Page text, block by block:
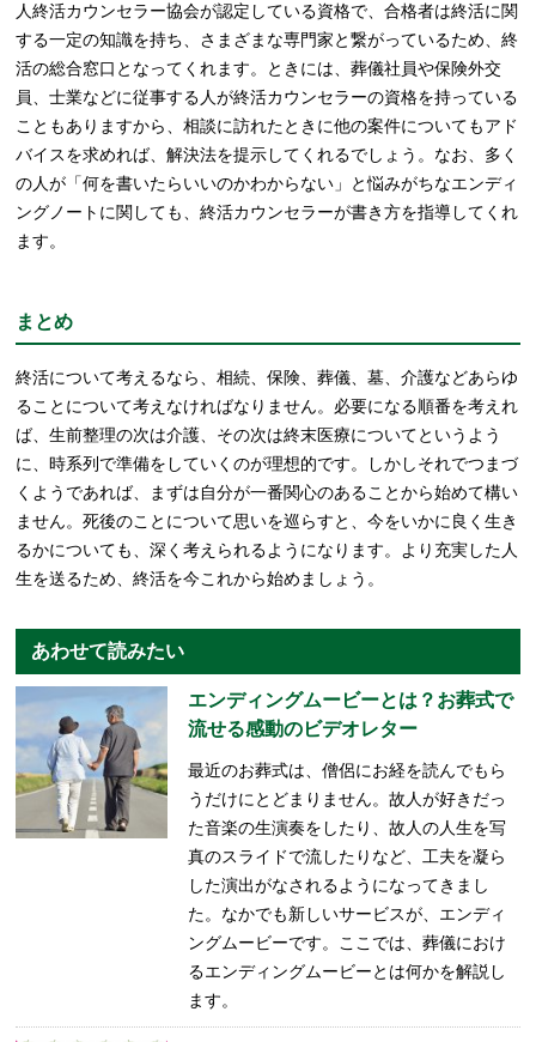
人終活カウンセラー協会が認定している資格で、合格者は終活に関
する一定の知識を持ち、さまざまな専門家と繋がっているため、終
活の総合窓口となってくれます。ときには、葬儀社員や保険外交
員、士業などに従事する人が終活カウンセラーの資格を持っている
こともありますから、相談に訪れたときに他の案件についてもアド
バイスを求めれば、解決法を提示してくれるでしょう。なお、多く
の人が「何を書いたらいいのかわからない」と悩みがちなエンディ
ングノートに関しても、終活カウンセラーが書き方を指導してくれ
ます。
まとめ
終活について考えるなら、相続、保険、葬儀、墓、介護などあらゆ
ることについて考えなければなりません。必要になる順番を考えれ
ば、生前整理の次は介護、その次は終末医療についてというよう
に、時系列で準備をしていくのが理想的です。しかしそれでつまづ
くようであれば、まずは自分が一番関心のあることから始めて構い
ません。死後のことについて思いを巡らすと、今をいかに良く生き
るかについても、深く考えられるようになります。より充実した人
生を送るため、終活を今これから始めましょう。
あわせて読みたい
エンディングムービーとは？お葬式で
流せる感動のビデオレター
最近のお葬式は、僧侶にお経を読んでもら
うだけにとどまりません。故人が好きだっ
た音楽の生演奏をしたり、故人の人生を写
真のスライドで流したりなど、工夫を凝ら
した演出がなされるようになってきまし
た。なかでも新しいサービスが、エンディ
ングムービーです。ここでは、葬儀におけ
るエンディングムービーとは何かを解説し
ます。